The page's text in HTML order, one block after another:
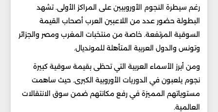
رغم سيطرة النجوم الأوروبيين على المراكز الأولى. تشهد
البطولة حضور عدد من اللاعبين العرب أصحاب القيمة
السوقية المرتفعة. خاصة من منتخبات المغرب ومصر والجزائر
وتونس والدول العربية المتأهلة للمونديال.
ومن أبرز الأسماء العربية التي تحظى بقيمة سوقية كبيرة
نجوم يلعبون في الدوريات الأوروبية الكبرى. حيث ساهمت
مستوياتهم المميزة في رفع مكانتهم ضمن سوق الانتقالات
العالمية.